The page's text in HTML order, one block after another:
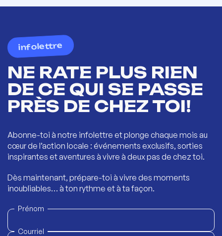
infolettre
NE RATE PLUS RIEN
DE CE QUI SE PASSE
PRÈS DE CHEZ TOI!
Abonne-toi à notre infolettre et plonge chaque mois au
cœur de l’action locale : événements exclusifs, sorties
inspirantes et aventures à vivre à deux pas de chez toi.
Dès maintenant, prépare-toi à vivre des moments
inoubliables… à ton rythme et à ta façon.
Prénom
Courriel